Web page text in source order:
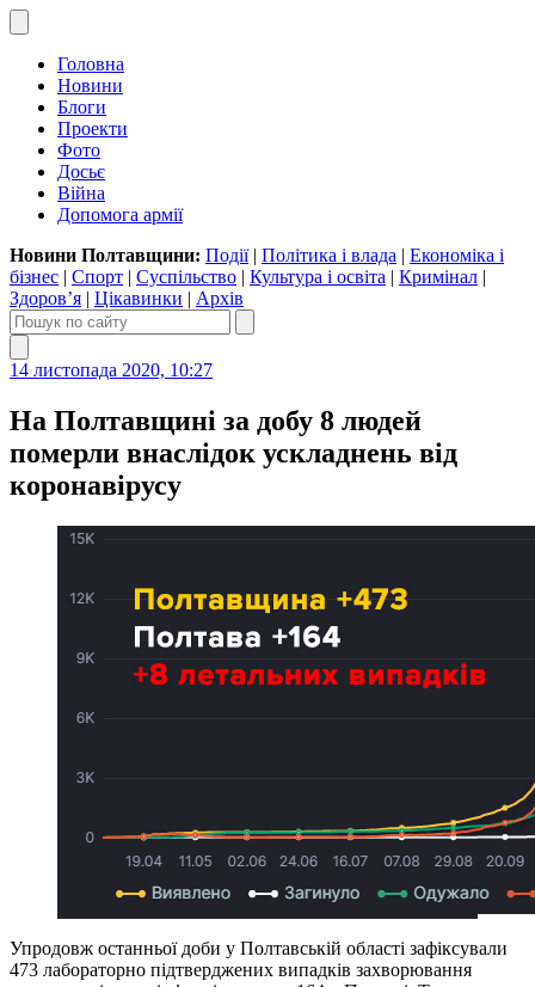
Головна
Новини
Блоги
Проекти
Фото
Досьє
Війна
Допомога армії
Новини Полтавщини: Події| Політика і влада | Економіка і
бізнес | Спорт | Суспільство | Культура і освіта | Кримінал |
Здоров’я | Цікавинки | Архів
14 листопада 2020, 10:27
На Полтавщині за добу 8 людей
померли внаслідок ускладнень від
коронавірусу
Упродовж останньої доби у Полтавській області зафіксували
473 лабораторно підтверджених випадків захворювання